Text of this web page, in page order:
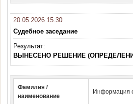
20.05.2026 15:30
Судебное заседание
Результат:
ВЫНЕСЕНО РЕШЕНИЕ
Фамилия /
наименование
Информация